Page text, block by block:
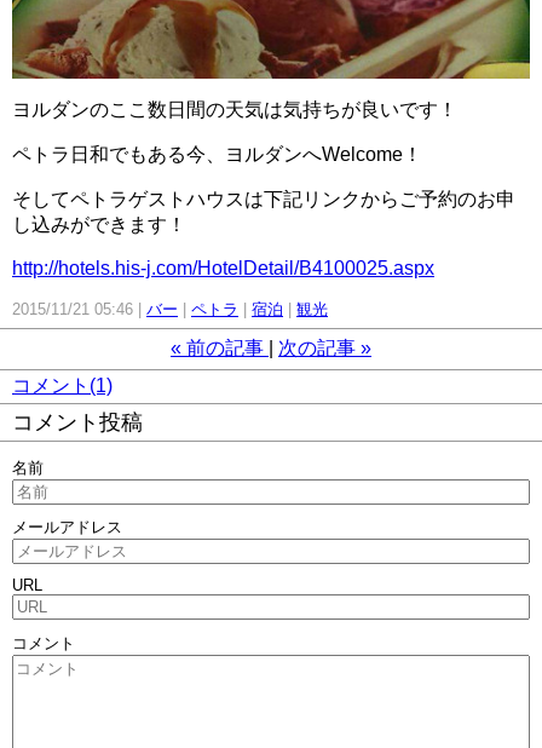
ヨルダンのここ数日間の天気は気持ちが良いです！
ペトラ日和でもある今、ヨルダンへWelcome！
そしてペトラゲストハウスは下記リンクからご予約のお申
し込みができます！
http://hotels.his-j.com/HotelDetail/B4100025.aspx
2015/11/21 05:46 バー ペトラ 宿泊 観光
« 前の記事 次の記事 »
コメント(1)
コメント投稿
名前
メールアドレス
URL
コメント